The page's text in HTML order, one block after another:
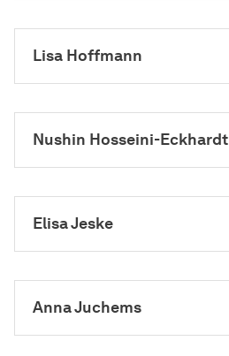
Lisa Hoffmann
Nushin Hosseini-Eckhardt
Elisa Jeske
Anna Juchems